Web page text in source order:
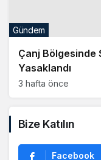
Çanj Bölgesinde
Yasaklandı
3 hafta önce
Gündem
Bize Katılın
Facebook